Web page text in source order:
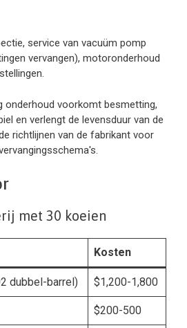
service van vacuüm pomp
vervangen), motoronderhoud
onderhoud voorkomt besmetting,
en verlengt de levensduur van de
richtlijnen van de fabrikant voor
met 30 koeien
Kosten
dubbel-barrel) $1,200-1,800
$200-500